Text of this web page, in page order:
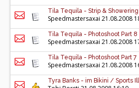
Tila Tequila - Strip & Showering
Speedmastersaxai 21.08.2008
Tila Tequila - Photoshoot Part 8
Speedmastersaxai 21.08.2008
Tila Tequila - Photoshoot Part 7
Speedmastersaxai 21.08.2008
Tyra Banks - im Bikini / Sports